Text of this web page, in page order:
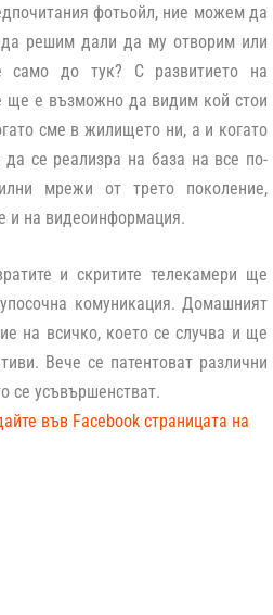
фотьойл, ние можем да
решим дали да му отворим или
до тук? С развитието на
ще е възможно да видим кой стои
сме в жилището ни, а и когато
се реализра на база на все по-
мрежи от трето поколение,
и на видеоинформация.
и скритите телекамери ще
комуникация. Домашният
на всичко, което се случва и ще
Вече се патентоват различни
се усъвършенстват.
във Facebook страницата на